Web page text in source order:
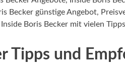
Becker günstige Angebot,
Boris Becker mit vielen
Tipps und